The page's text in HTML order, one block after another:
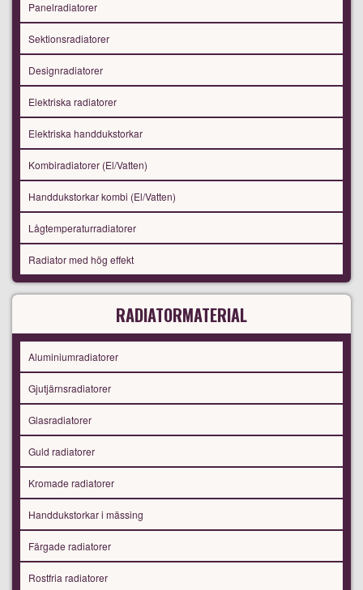
Panelradiatorer
Sektionsradiatorer
Designradiatorer
Elektriska radiatorer
Elektriska handdukstorkar
Kombiradiatorer (El/Vatten)
Handdukstorkar kombi (El/Vatten)
Lågtemperaturradiatorer
Radiator med hög effekt
RADIATORMATERIAL
Aluminiumradiatorer
Gjutjärnsradiatorer
Glasradiatorer
Guld radiatorer
Kromade radiatorer
Handdukstorkar i mässing
Färgade radiatorer
Rostfria radiatorer